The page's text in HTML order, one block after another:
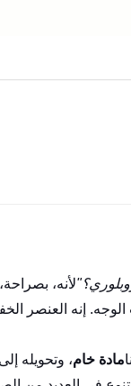
لأنه،
إنه العنصر
مادة خام، وتحويله